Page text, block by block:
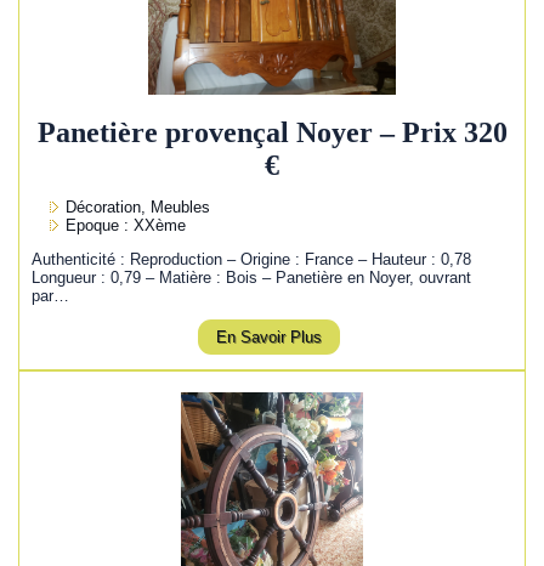
Panetière provençal Noyer – Prix 320
€
Décoration, Meubles
Epoque : XXème
Authenticité : Reproduction – Origine : France – Hauteur : 0,78
Longueur : 0,79 – Matière : Bois – Panetière en Noyer, ouvrant
par…
En Savoir Plus